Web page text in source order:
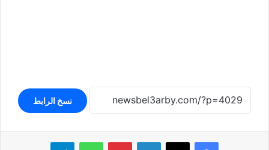
نسخ الرابط
لينكدإن بينتيريستواتساب تيلقرام